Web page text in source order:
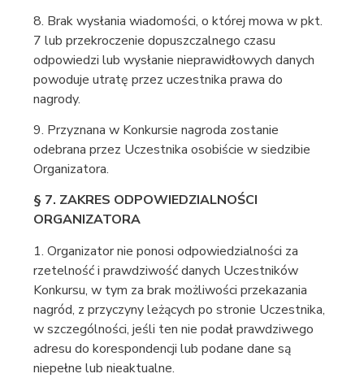
8. Brak wysłania wiadomości, o której mowa w pkt.
7 lub przekroczenie dopuszczalnego czasu
odpowiedzi lub wysłanie nieprawidłowych danych
powoduje utratę przez uczestnika prawa do
nagrody.
9. Przyznana w Konkursie nagroda zostanie
odebrana przez Uczestnika osobiście w siedzibie
Organizatora.
§ 7. ZAKRES ODPOWIEDZIALNOŚCI
ORGANIZATORA
1. Organizator nie ponosi odpowiedzialności za
rzetelność i prawdziwość danych Uczestników
Konkursu, w tym za brak możliwości przekazania
nagród, z przyczyny leżących po stronie Uczestnika,
w szczególności, jeśli ten nie podał prawdziwego
adresu do korespondencji lub podane dane są
niepełne lub nieaktualne.